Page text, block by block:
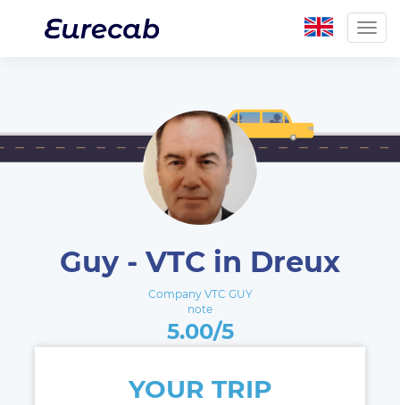
Guy - VTC in Dreux
Company VTC GUY
note
5.00/5
YOUR TRIP